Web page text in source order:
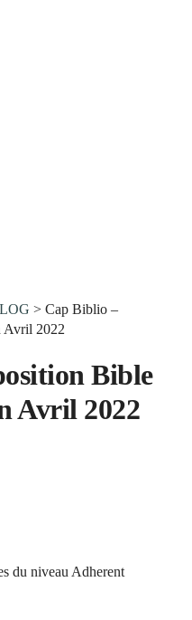
> Cap Biblio –
Avril 2022
Bible
Avril 2022
du niveau Adherent